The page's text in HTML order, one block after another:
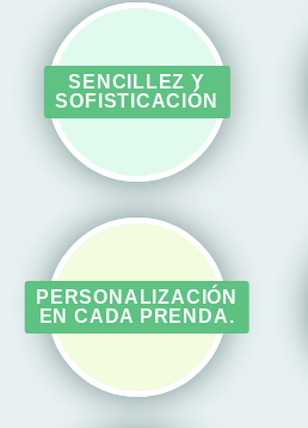
SENCILLEZ Y
SOFISTICACIÓN
PERSONALIZACIÓN
EN CADA PRENDA.